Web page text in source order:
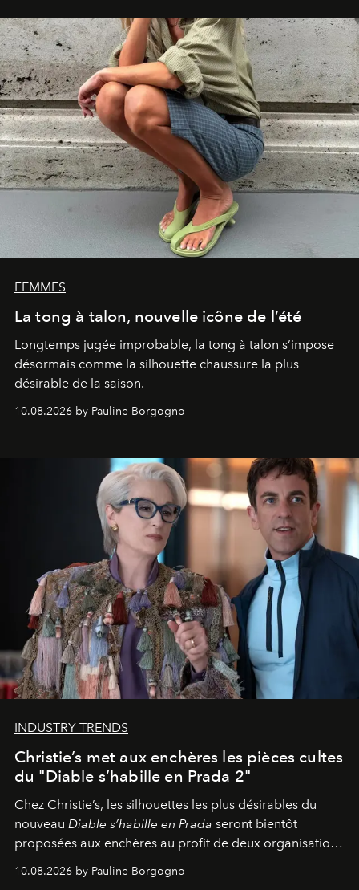
FEMMES
La tong à talon, nouvelle icône de l’été
Longtemps jugée improbable, la tong à talon s’impose
désormais comme la silhouette chaussure la plus
désirable de la saison.
10.08.2026 by Pauline Borgogno
INDUSTRY TRENDS
Christie’s met aux enchères les pièces cultes
du "Diable s’habille en Prada 2"
Chez Christie’s, les silhouettes les plus désirables du
nouveau Diable s’habille en Prada seront bientôt
proposées aux enchères au profit de deux organisations
engagées pour la presse et la mode.
10.08.2026 by Pauline Borgogno